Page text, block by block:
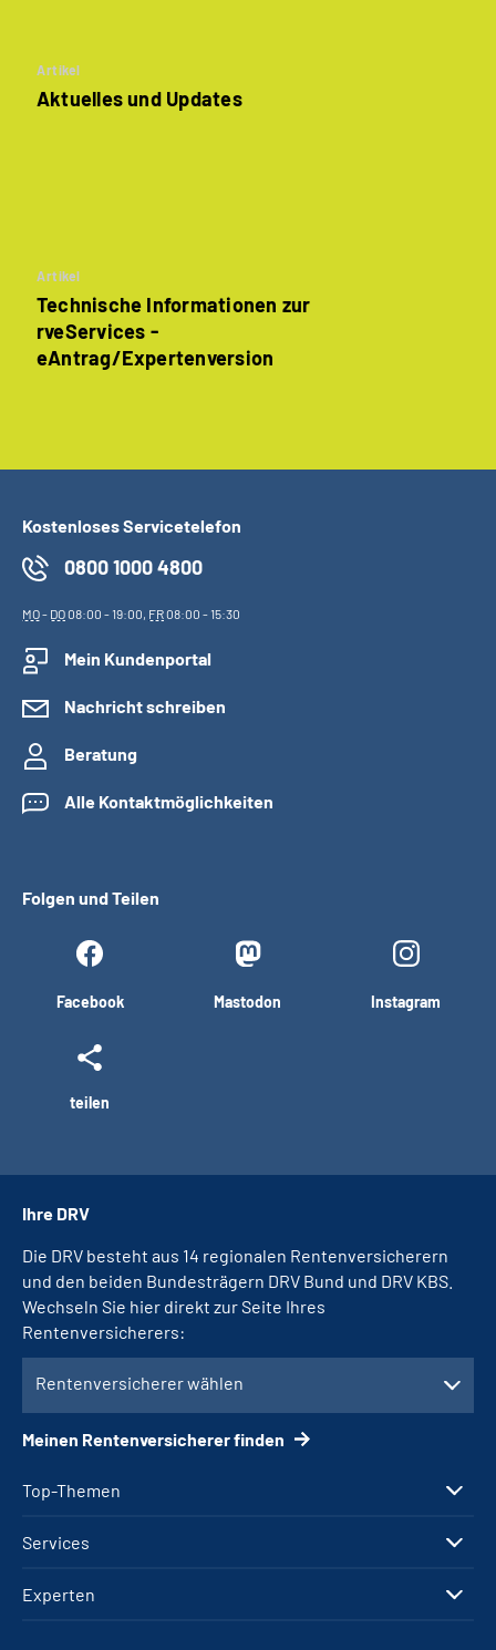
Artikel
Aktuelles und Updates
Artikel
Technische Informationen zur
rveServices -
eAntrag/Expertenversion
Kostenloses Servicetelefon
0800 1000 4800
MO- DO08:00 - 19:00, FR08:00 - 15:30
Mein Kundenportal
Nachricht schreiben
Beratung
Alle Kontaktmöglichkeiten
Folgen und Teilen
Facebook Mastodon Instagram
teilen
Top-Themen
Services
Experten
Ihre DRV
Die DRV besteht aus 14 regionalen Rentenversicherern
und den beiden Bundesträgern DRV Bund und DRV KBS.
Wechseln Sie hier direkt zur Seite Ihres
Rentenversicherers:
Rentenversicherer wählen
Meinen Rentenversicherer finden